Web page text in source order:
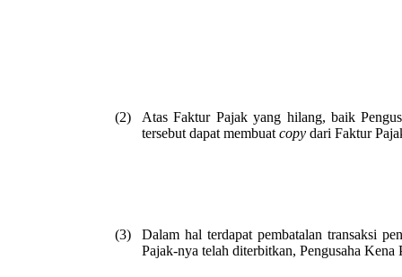
(2)
Atas Faktur Pajak yang hilang, baik
tersebut dapat membuat copy dari Faktur
(3)
Dalam hal terdapat pembatalan transaksi
Pajak-nya telah diterbitkan, Pengusaha